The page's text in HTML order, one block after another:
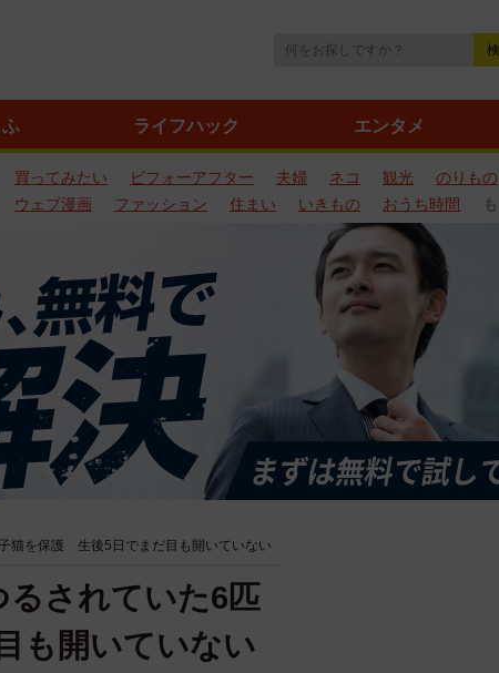
ライフハック エンタメ
買ってみたい ビフォーアフター 夫婦 ネコ 観光 のりもの
ウェブ漫画 ファッション 住まい いきもの おうち時間
猫を保護 生後5日でまだ目も開いていない
るされていた6匹
も開いていない